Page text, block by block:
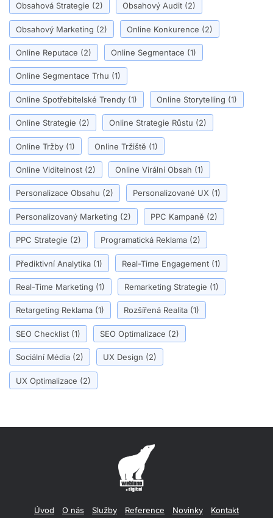
Obsahová Strategie (2) Obsahový Audit (2)
Obsahový Marketing (2) Online Konkurence (2)
Online Reputace (2) Online Segmentace (1)
Online Segmentace Trhu (1)
Online Spotřebitelské Trendy (1) Online Storytelling (1)
Online Strategie (2) Online Strategie Růstu (2)
Online Tržby (1) Online Tržiště (1)
Online Viditelnost (2) Online Virální Obsah (1)
Personalizace Obsahu (2) Personalizované UX (1)
Personalizovaný Marketing (2) PPC Kampaně (2)
PPC Strategie (2) Programatická Reklama (2)
Přediktivní Analytika (1) Real-Time Engagement (1)
Real-Time Marketing (1) Remarketing Strategie (1)
Retargeting Reklama (1) Rozšířená Realita (1)
SEO Checklist (1) SEO Optimalizace (2)
Sociální Média (2) UX Design (2)
UX Optimalizace (2)
Úvod O nás Služby Reference Novinky Kontakt